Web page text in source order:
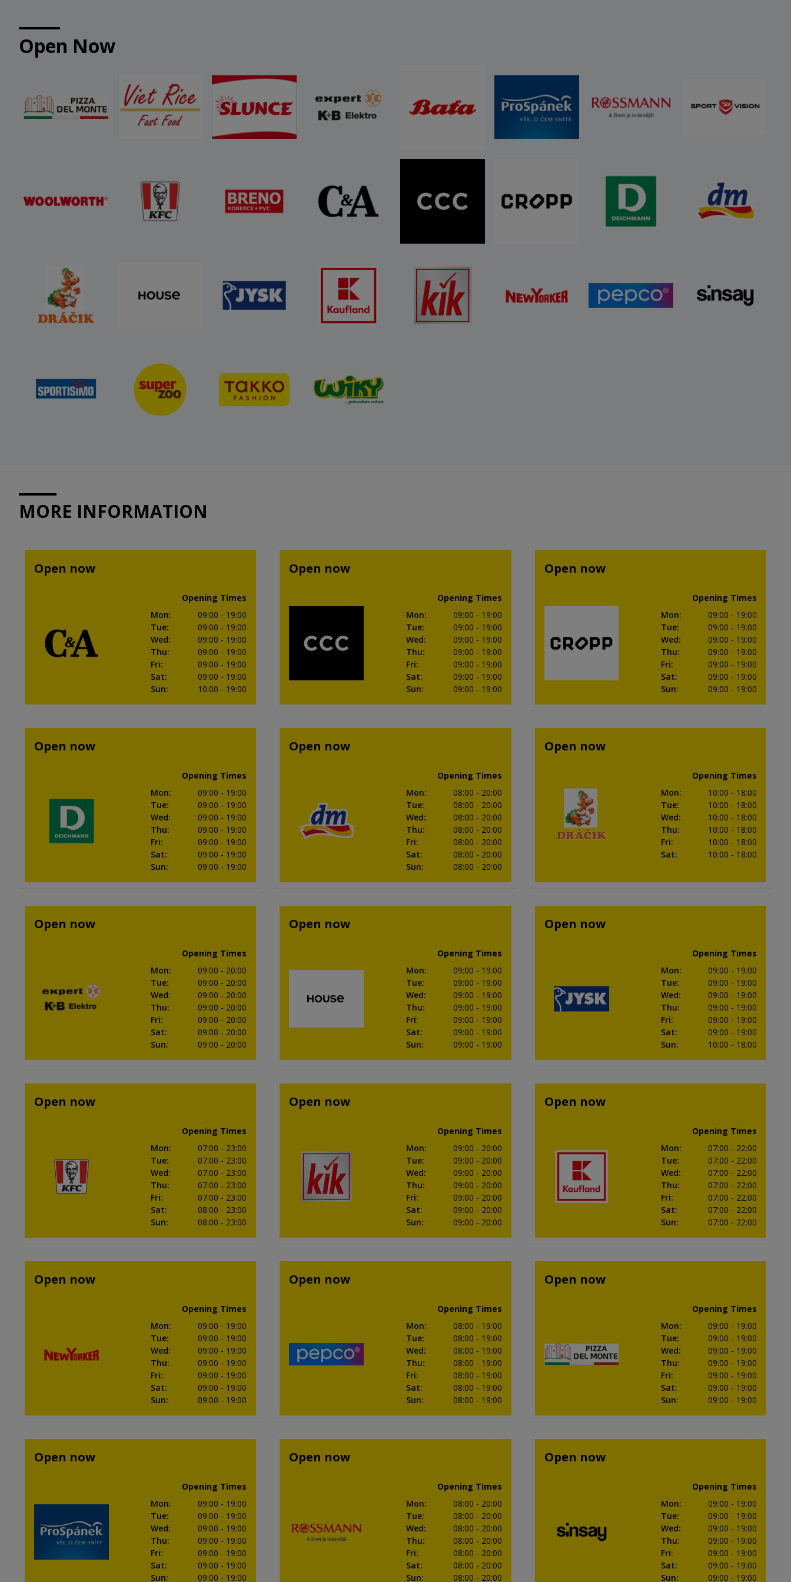
Open Now
MORE INFORMATION
Open now
Opening Times
Mon: 09:00 - 19:00
Tue: 09:00 - 19:00
Wed: 09:00 - 19:00
Thu: 09:00 - 19:00
Fri: 09:00 - 19:00
Sat: 09:00 - 19:00
Sun: 10:00 - 19:00
Open now
Opening Times
Mon: 09:00 - 19:00
Tue: 09:00 - 19:00
Wed: 09:00 - 19:00
Thu: 09:00 - 19:00
Fri: 09:00 - 19:00
Sat: 09:00 - 19:00
Sun: 09:00 - 19:00
Open now
Opening Times
Mon: 09:00 - 19:00
Tue: 09:00 - 19:00
Wed: 09:00 - 19:00
Thu: 09:00 - 19:00
Fri: 09:00 - 19:00
Sat: 09:00 - 19:00
Sun: 09:00 - 19:00
Open now
Opening Times
Mon: 09:00 - 19:00
Tue: 09:00 - 19:00
Wed: 09:00 - 19:00
Thu: 09:00 - 19:00
Fri: 09:00 - 19:00
Sat: 09:00 - 19:00
Sun: 09:00 - 19:00
Open now
Opening Times
Mon: 08:00 - 20:00
Tue: 08:00 - 20:00
Wed: 08:00 - 20:00
Thu: 08:00 - 20:00
Fri: 08:00 - 20:00
Sat: 08:00 - 20:00
Sun: 08:00 - 20:00
Open now
Opening Times
Mon: 10:00 - 18:00
Tue: 10:00 - 18:00
Wed: 10:00 - 18:00
Thu: 10:00 - 18:00
Fri: 10:00 - 18:00
Sat: 10:00 - 18:00
Open now
Opening Times
Mon: 09:00 - 20:00
Tue: 09:00 - 20:00
Wed: 09:00 - 20:00
Thu: 09:00 - 20:00
Fri: 09:00 - 20:00
Sat: 09:00 - 20:00
Sun: 09:00 - 20:00
Open now
Opening Times
Mon: 09:00 - 19:00
Tue: 09:00 - 19:00
Wed: 09:00 - 19:00
Thu: 09:00 - 19:00
Fri: 09:00 - 19:00
Sat: 09:00 - 19:00
Sun: 09:00 - 19:00
Open now
Opening Times
Mon: 09:00 - 19:00
Tue: 09:00 - 19:00
Wed: 09:00 - 19:00
Thu: 09:00 - 19:00
Fri: 09:00 - 19:00
Sat: 09:00 - 19:00
Sun: 10:00 - 18:00
Open now
Opening Times
Mon: 07:00 - 23:00
Tue: 07:00 - 23:00
Wed: 07:00 - 23:00
Thu: 07:00 - 23:00
Fri: 07:00 - 23:00
Sat: 08:00 - 23:00
Sun: 08:00 - 23:00
Open now
Opening Times
Mon: 09:00 - 20:00
Tue: 09:00 - 20:00
Wed: 09:00 - 20:00
Thu: 09:00 - 20:00
Fri: 09:00 - 20:00
Sat: 09:00 - 20:00
Sun: 09:00 - 20:00
Open now
Opening Times
Mon: 07:00 - 22:00
Tue: 07:00 - 22:00
Wed: 07:00 - 22:00
Thu: 07:00 - 22:00
Fri: 07:00 - 22:00
Sat: 07:00 - 22:00
Sun: 07:00 - 22:00
Open now
Opening Times
Mon: 09:00 - 19:00
Tue: 09:00 - 19:00
Wed: 09:00 - 19:00
Thu: 09:00 - 19:00
Fri: 09:00 - 19:00
Sat: 09:00 - 19:00
Sun: 09:00 - 19:00
Open now
Opening Times
Mon: 08:00 - 19:00
Tue: 08:00 - 19:00
Wed: 08:00 - 19:00
Thu: 08:00 - 19:00
Fri: 08:00 - 19:00
Sat: 08:00 - 19:00
Sun: 08:00 - 19:00
Open now
Opening Times
Mon: 09:00 - 19:00
Tue: 09:00 - 19:00
Wed: 09:00 - 19:00
Thu: 09:00 - 19:00
Fri: 09:00 - 19:00
Sat: 09:00 - 19:00
Sun: 09:00 - 19:00
Open now
Opening Times
Mon: 09:00 - 19:00
Tue: 09:00 - 19:00
Wed: 09:00 - 19:00
Thu: 09:00 - 19:00
Fri: 09:00 - 19:00
Sat: 09:00 - 19:00
Sun: 09:00 - 19:00
Open now
Opening Times
Mon: 08:00 - 20:00
Tue: 08:00 - 20:00
Wed: 08:00 - 20:00
Thu: 08:00 - 20:00
Fri: 08:00 - 20:00
Sat: 08:00 - 20:00
Sun: 08:00 - 20:00
Open now
Opening Times
Mon: 09:00 - 19:00
Tue: 09:00 - 19:00
Wed: 09:00 - 19:00
Thu: 09:00 - 19:00
Fri: 09:00 - 19:00
Sat: 09:00 - 19:00
Sun: 09:00 - 19:00